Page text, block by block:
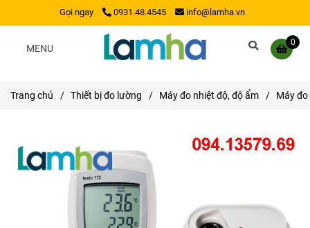
Gọi ngay 0931.48.4545 info@lamha.vn
0
MENU
Trang chủ / Thiết bị đo lường / Máy đo nhiệt độ, độ ẩm / Máy